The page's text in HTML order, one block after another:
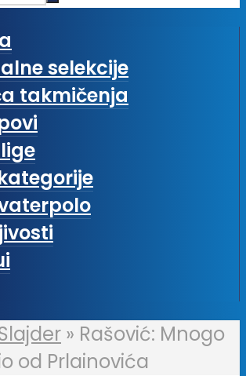
selekcije
takmičenja
» Rašović: Mnogo
od Prlainovića